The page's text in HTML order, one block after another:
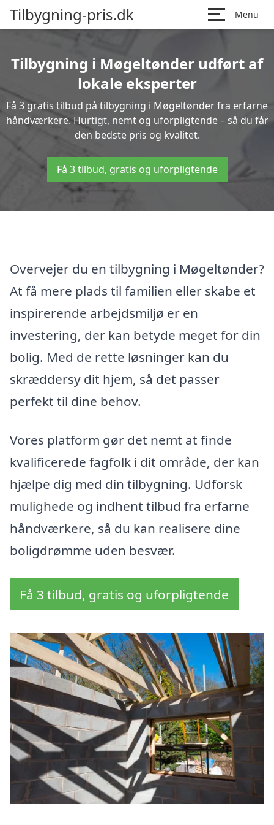
Tilbygning-pris.dk Menu
Tilbygning i Møgeltønder udført af
lokale eksperter
Få 3 gratis tilbud på tilbygning i Møgeltønder fra erfarne
håndværkere. Hurtigt, nemt og uforpligtende – så du får
den bedste pris og kvalitet.
Få 3 tilbud, gratis og uforpligtende
Overvejer du en tilbygning i Møgeltønder?
At få mere plads til familien eller skabe et
inspirerende arbejdsmiljø er en
investering, der kan betyde meget for din
bolig. Med de rette løsninger kan du
skræddersy dit hjem, så det passer
perfekt til dine behov.
Vores platform gør det nemt at finde
kvalificerede fagfolk i dit område, der kan
hjælpe dig med din tilbygning. Udforsk
mulighede og indhent tilbud fra erfarne
håndværkere, så du kan realisere dine
boligdrømme uden besvær.
Få 3 tilbud, gratis og uforpligtende